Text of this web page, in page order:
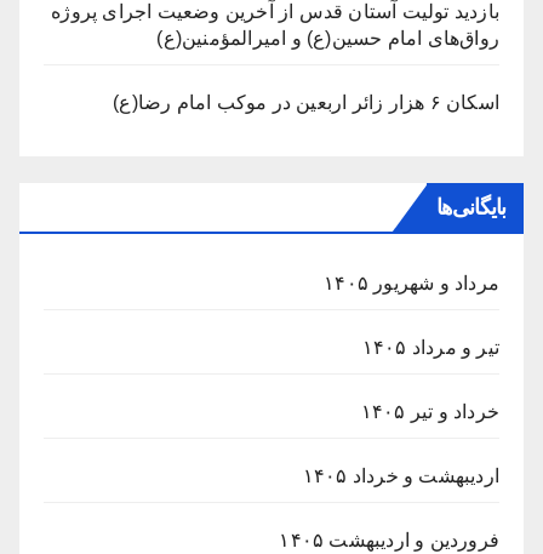
بازدید تولیت آستان قدس از آخرین وضعیت اجرای پروژه
رواق‌های امام حسین(ع) و امیرالمؤمنین(ع)
اسکان ۶ هزار زائر اربعین در موکب امام رضا(ع)
بایگانی‌ها
مرداد و شهریور ۱۴۰۵
تیر و مرداد ۱۴۰۵
خرداد و تیر ۱۴۰۵
اردیبهشت و خرداد ۱۴۰۵
فروردین و اردیبهشت ۱۴۰۵